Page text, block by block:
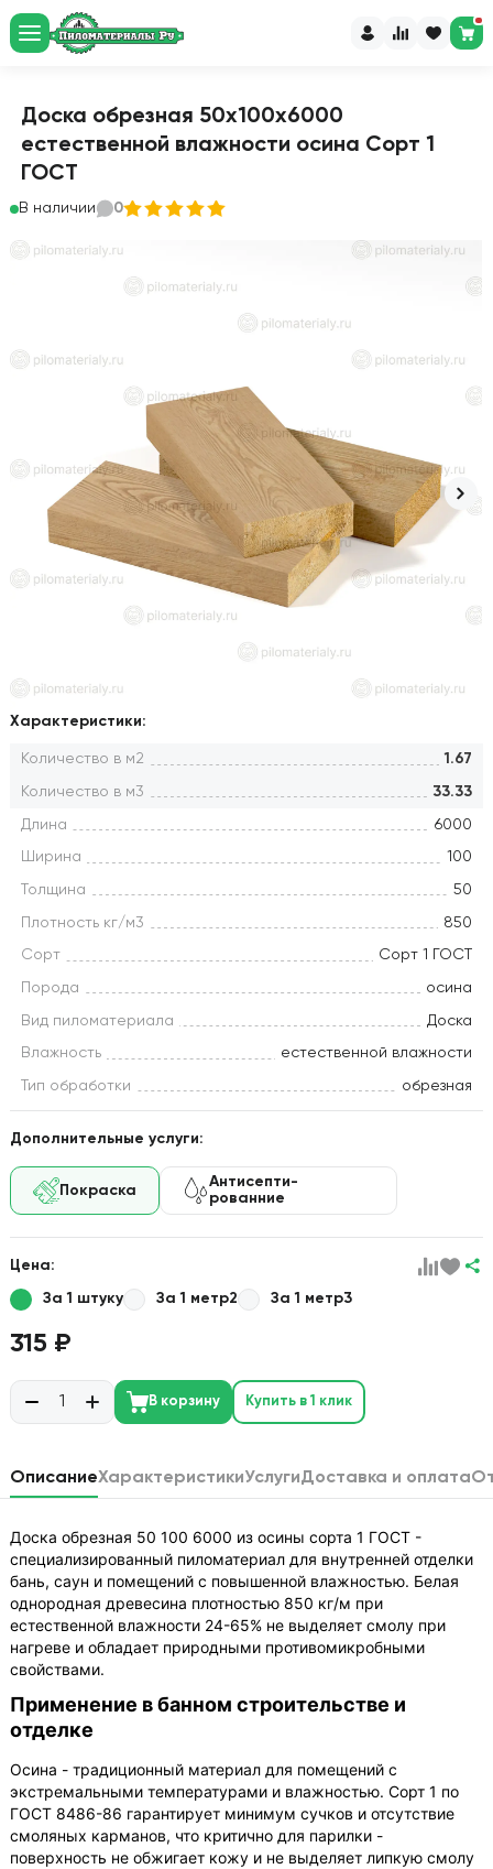
Доска обрезная 50х100х6000
естественной влажности осина Сорт 1
ГОСТ
В наличии 0
Характеристики:
Количество в м2 1.67
Количество в м3 33.33
Длина 6000
Ширина 100
Толщина 50
Плотность кг/м3 850
Сорт Сорт 1 ГОСТ
Порода осина
Вид пиломатериала Доска
Влажность естественной влажности
Тип обработки обрезная
Дополнительные услуги:
Покраска
Антисепти-
рованние
Цена:
За 1 штуку За 1 метр2 За 1 метр3
315 ₽
В корзину Купить в 1 клик
ОписаниеХарактеристикиУслугиДоставка и оплата
Доска обрезная 50 100 6000 из осины сорта 1 ГОСТ -
специализированный пиломатериал для внутренней отделки
бань, саун и помещений с повышенной влажностью. Белая
однородная древесина плотностью 850 кг/м при
естественной влажности 24-65% не выделяет смолу при
нагреве и обладает природными противомикробными
свойствами.
Применение в банном строительстве и
отделке
Осина - традиционный материал для помещений с
экстремальными температурами и влажностью. Сорт 1 по
ГОСТ 8486-86 гарантирует минимум сучков и отсутствие
смоляных карманов, что критично для парилки -
поверхность не обжигает кожу и не выделяет липкую смолу